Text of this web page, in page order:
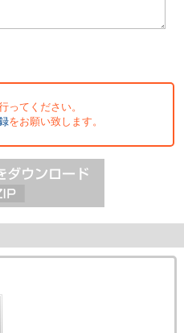
ってください。
をお願い致します。